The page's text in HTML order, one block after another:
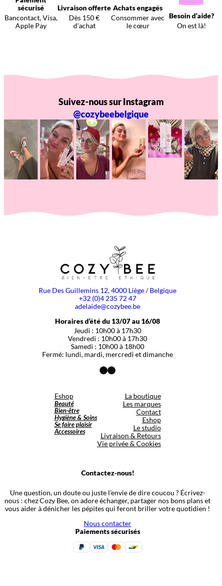
sécurisé
Bancontact, Visa,
Apple Pay
Livraison offerte
Dès 150 €
d’achat
Achats engagés
Consommer avec
le cœur
Besoin d’aide?
On est là!
Suivez-nous sur Instagram
@cozybeebelgique
Rue Des Guillemins 12, 4000 Liège / Belgique
+32 (0)4 235 72 47
adelaide@cozybee.be
Horaires d’été du 13/07 au 16/08
Jeudi : 10h00 à 17h30
Vendredi : 10h00 à 17h30
Samedi : 10h00 à 18h00
Fermé: lundi, mardi, mercredi et dimanche
Facebook
Instagram
Eshop
Beauté
Bien-être
Hygiène & Soins
Se faire plaisir
Accessoires
La boutique
Les marques
Contact
Eshop
Le studio
Livraison & Retours
Vie privée & Cookies
Contactez-nous!
Une question, un doute ou juste l’envie de dire coucou ? Écrivez-
nous : chez Cozy Bee, on adore échanger, partager nos bons plans et
vous aider à dénicher les pépites qui feront briller votre quotidien !
Nous contacter
Paiements sécurisés